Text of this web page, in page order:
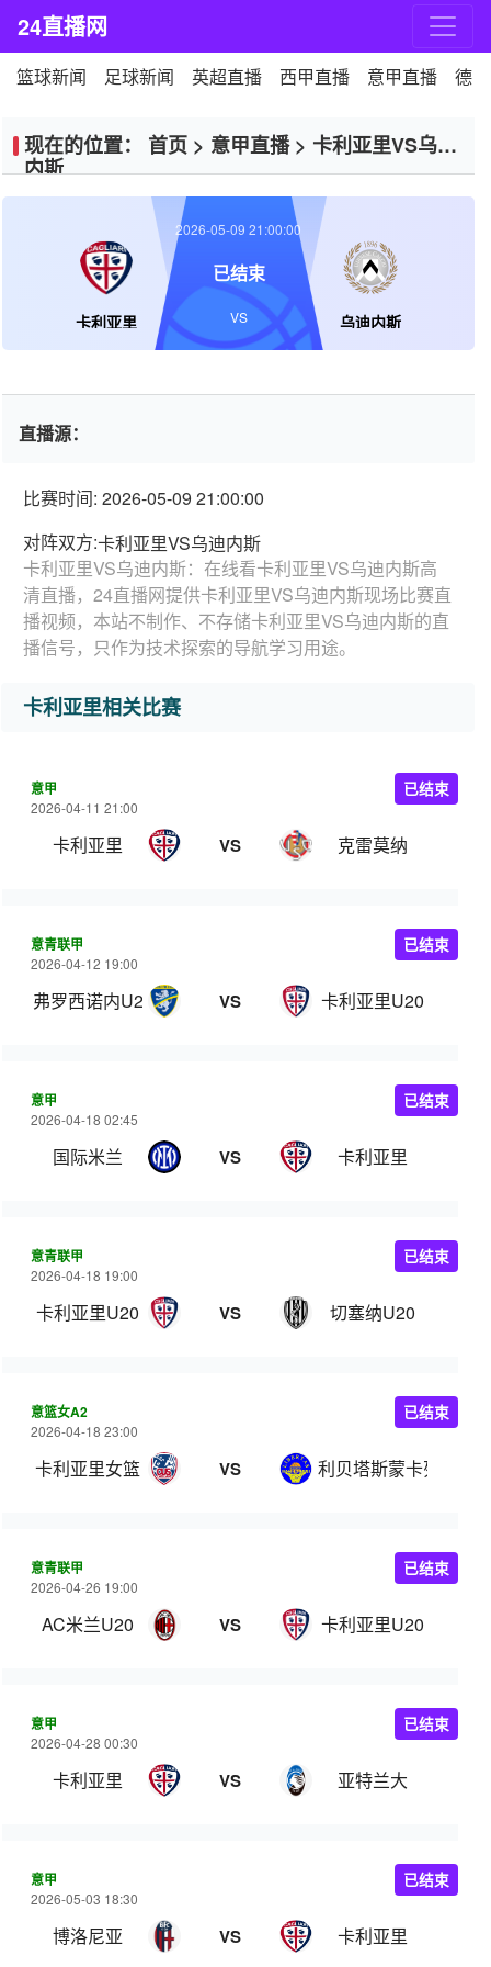
24直播网
篮球新闻 足球新闻 英超直播 西甲直播 意甲直播 德
现在的位置： 首页 > 意甲直播> 卡利亚里VS乌迪
内斯
卡利亚里 乌迪内斯
2026-05-09 21:00:00
已结束
VS
直播源：
比赛时间: 2026-05-09 21:00:00
对阵双方:卡利亚里VS乌迪内斯
卡利亚里VS乌迪内斯：在线看卡利亚里VS乌迪内斯高
清直播，24直播网提供卡利亚里VS乌迪内斯现场比赛直
播视频，本站不制作、不存储卡利亚里VS乌迪内斯的直
播信号，只作为技术探索的导航学习用途。
卡利亚里相关比赛
意甲
2026-04-11 21:00
卡利亚里 VS 克雷莫纳
已结束
意青联甲
2026-04-12 19:00
弗罗西诺内U20 VS 卡利亚里U20
已结束
意甲
2026-04-18 02:45
国际米兰 VS 卡利亚里
已结束
意青联甲
2026-04-18 19:00
卡利亚里U20 VS 切塞纳U20
已结束
意篮女A2
2026-04-18 23:00
卡利亚里女篮 VS 利贝塔斯蒙卡列里女
已结束
意青联甲
2026-04-26 19:00
AC米兰U20 VS 卡利亚里U20
已结束
意甲
2026-04-28 00:30
卡利亚里 VS 亚特兰大
已结束
意甲
2026-05-03 18:30
博洛尼亚 VS 卡利亚里
已结束